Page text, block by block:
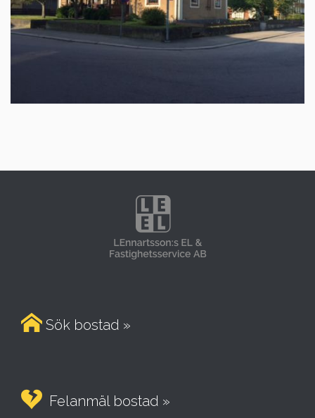
 Sök bostad »
 Felanmäl bostad »